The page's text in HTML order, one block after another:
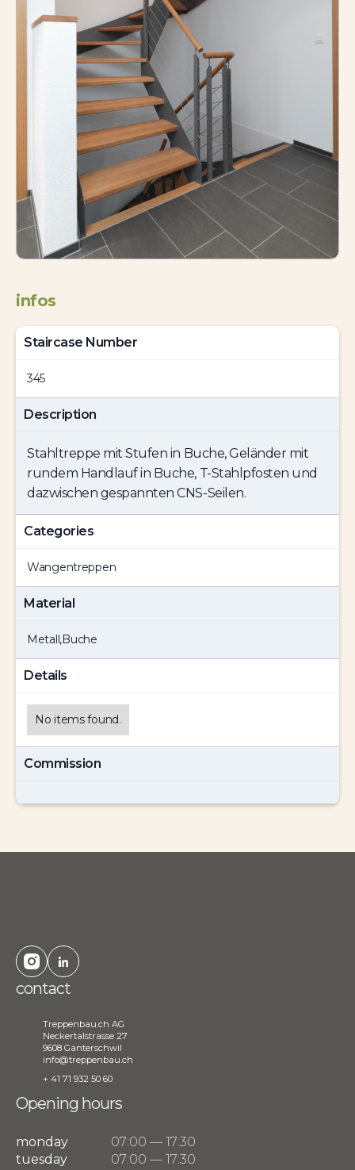
infos
Staircase Number
345
Description
Stahltreppe mit Stufen in Buche, Geländer mit
rundem Handlauf in Buche, T-Stahlpfosten und
dazwischen gespannten CNS-Seilen.
Categories
Wangentreppen
Material
Metall ,Buche
Details
No items found.
Commission
contact
Treppenbau.ch AG
Neckertalstrasse 27
9608 Ganterschwil
info@treppenbau.ch
+ 41 71 932 50 60
Opening hours
monday
07:00 — 17:30
tuesday
07:00 — 17:30